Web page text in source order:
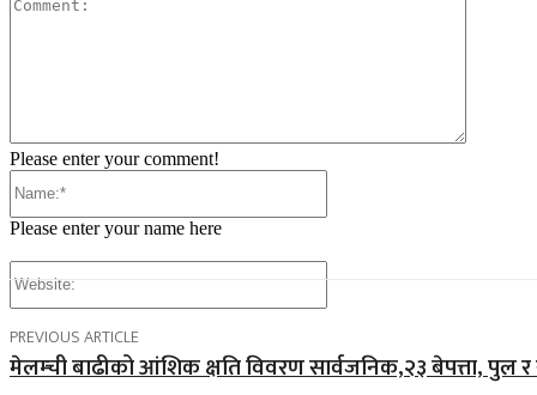
Please enter your comment!
Please enter your name here
PREVIOUS ARTICLE
मेलम्ची बाढीको आंशिक क्षति विवरण सार्वजनिक,२३ बेपत्ता,